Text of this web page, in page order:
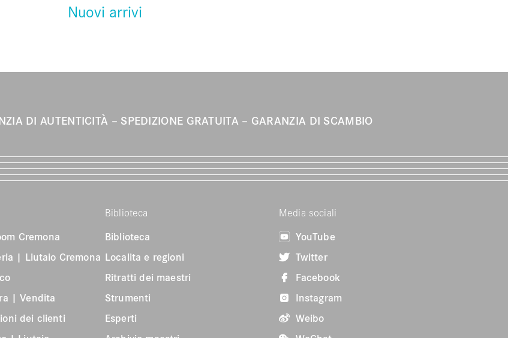
Nuovi arrivi
DI AUTENTICITÀ SPEDIZIONE GRATUITA GARANZIA DI SCAMBIO
Cremona
| Liutaio Cremona
| Vendita
dei clienti
Biblioteca
Biblioteca
Localita e regioni
Ritratti dei maestri
Strumenti
Esperti
Media sociali
YouTube
Twitter
Facebook
Instagram
Weibo